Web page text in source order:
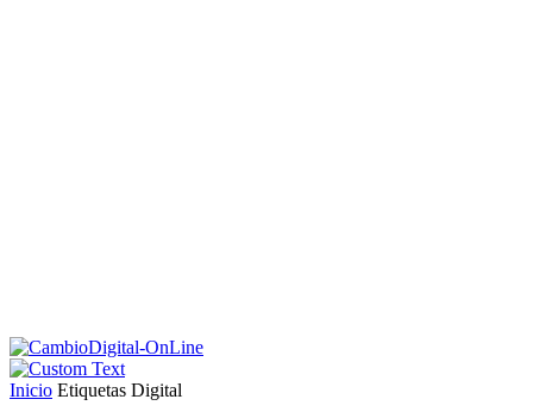
Inicio Etiquetas Digital